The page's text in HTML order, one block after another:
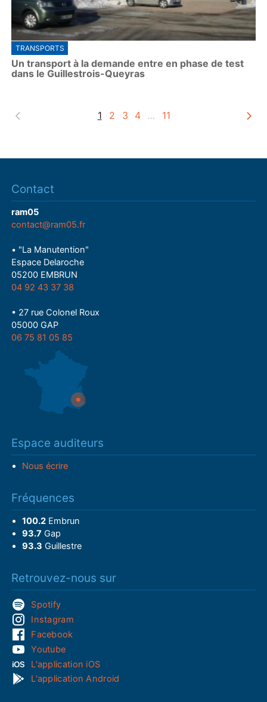
TRANSPORTS
Un transport à la demande entre en phase de test
dans le Guillestrois-Queyras
1 2 3 4 … 11
Contact
ram05
contact@ram05.fr
• "La Manutention"
Espace Delaroche
05200 EMBRUN
04 92 43 37 38
• 27 rue Colonel Roux
05000 GAP
06 75 81 05 85
Espace auditeurs
Nous écrire
Fréquences
100.2Embrun
93.7 Gap
93.3 Guillestre
Retrouvez-nous sur
Spotify
Instagram
Facebook
Youtube
L'application iOS
L'application Android